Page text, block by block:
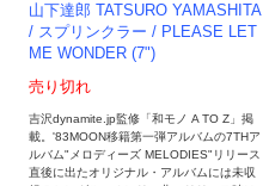
山下達郎 TATSURO YAMASHITA
/ スプリンクラー / PLEASE LET
ME WONDER (7")
売り切れ
吉沢dynamite.jp監修「和モノ A TO Z」掲
載。'83MOON移籍第一弾アルバムの7THア
ルバム"メロディーズ MELODIES"リリース
直後に出たオリジナル・アルバムには未収